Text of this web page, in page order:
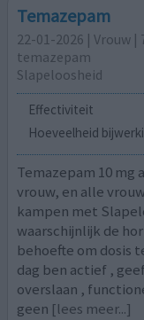
Temazepam
22-01-2026 | Vrouw |
temazepam
Slapeloosheid
Effectiviteit
Hoeveelheid
Temazepam 10 mg
vrouw, en alle
kampen met
waarschijnlijk de
behoefte om dosis
dag ben actief ,
overslaan ,
geen [lees meer...]